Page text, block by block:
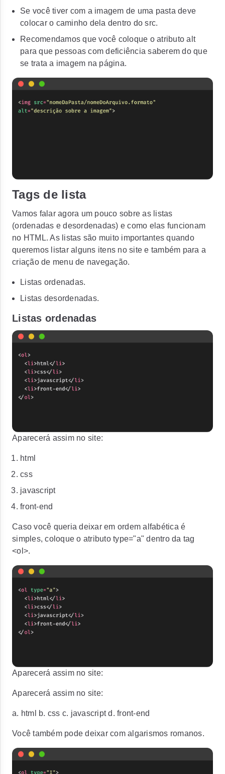
Se você tiver com a imagem de uma pasta deve
colocar o caminho dela dentro do src.
Recomendamos que você coloque o atributoalt
para que pessoas com deficiência saberem do que
se trata a imagem na página.
Tags de lista
Vamos falar agora um pouco sobre as listas
(ordenadas e desordenadas) e como elas funcionam
no HTML. As listas são muito importantes quando
queremos listar alguns itens no site e também para a
criação de menu de navegação.
Listas ordenadas.
Listas desordenadas.
Listas ordenadas
Aparecerá assim no site:
html
css
javascript
front-end
Caso você queria deixar em ordem alfabética é
simples, coloque o atributotype="a" dentro da tag
<ol>.
Aparecerá assim no site:
Aparecerá assim no site:
a. html b. css c. javascript d. front-end
Você também pode deixar com algarismos romanos.